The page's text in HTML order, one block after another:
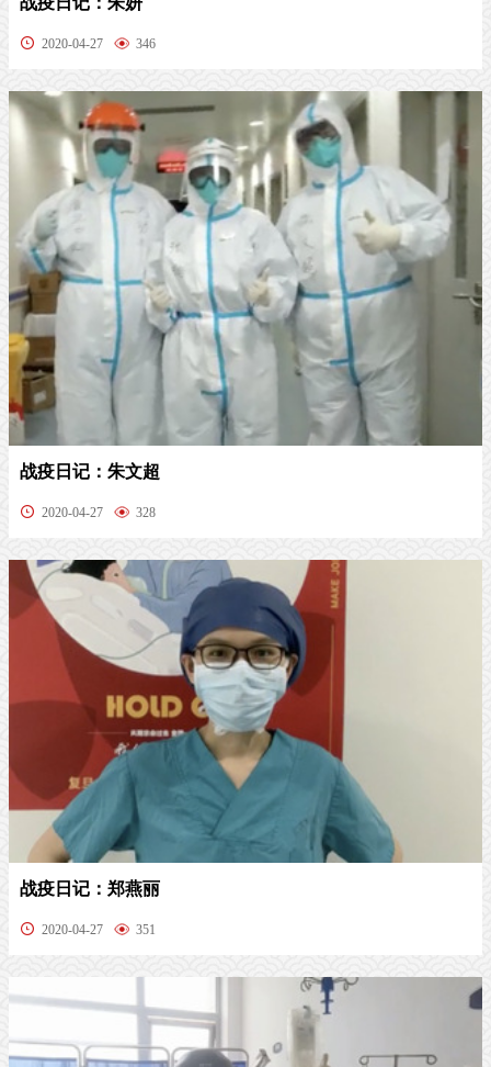
2020-04-27 346
战疫日记：朱文超
2020-04-27 328
战疫日记：郑燕丽
2020-04-27 351